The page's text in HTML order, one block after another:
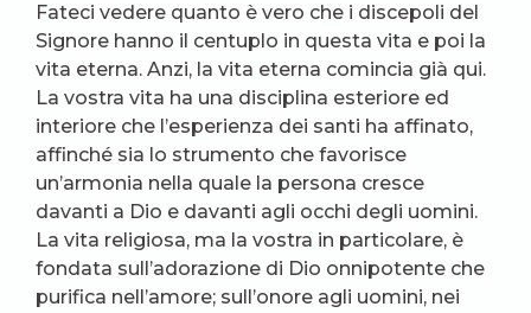
Fateci vedere quanto è vero che i discepoli del
Signore hanno il centuplo in questa vita e poi la
vita eterna. Anzi, la vita eterna comincia già qui.
La vostra vita ha una disciplina esteriore ed
interiore che l’esperienza dei santi ha affinato,
affinché sia lo strumento che favorisce
un’armonia nella quale la persona cresce
davanti a Dio e davanti agli occhi degli uomini.
La vita religiosa, ma la vostra in particolare, è
fondata sull’adorazione di Dio onnipotente che
purifica nell’amore; sull’onore agli uomini, nei